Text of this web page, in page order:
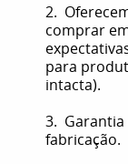
2.
comprar
para
intacta).
3. Garantia
fabricação.